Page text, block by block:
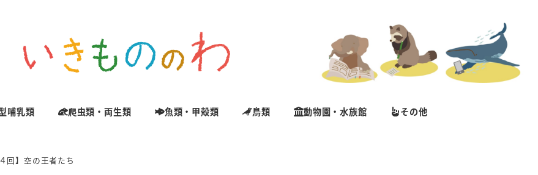
哺乳類 爬虫類・両生類 魚類・甲殻類 鳥類 動物園・水族館 その他
回】空の王者たち